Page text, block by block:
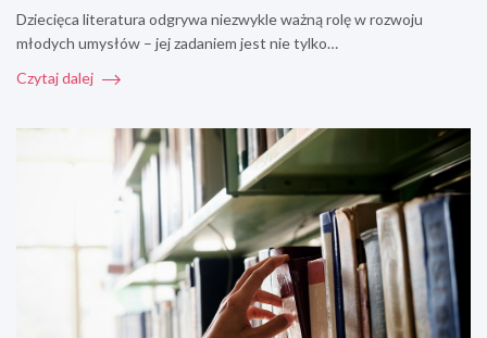
Dziecięca literatura odgrywa niezwykle ważną rolę w rozwoju
młodych umysłów – jej zadaniem jest nie tylko…
Czytaj dalej